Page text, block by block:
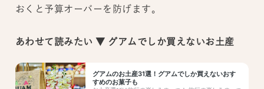
おくと予算オーバーを防げます。
あわせて読みたい ▼ グアムでしか買えないお土産